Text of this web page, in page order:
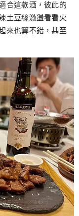
合這款酒，彼此的
土豆絲激盪看看火
來也算不錯，甚至